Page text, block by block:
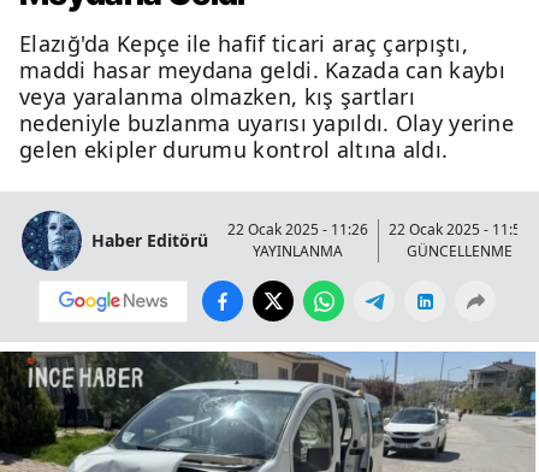
Elazığ'da Kepçe ile hafif ticari araç çarpıştı,
maddi hasar meydana geldi. Kazada can kaybı
veya yaralanma olmazken, kış şartları
nedeniyle buzlanma uyarısı yapıldı. Olay yerine
gelen ekipler durumu kontrol altına aldı.
Haber Editörü
22 Ocak 2025 - 11:26
YAYINLANMA
22 Ocak 2025 - 11:53
GÜNCELLENME